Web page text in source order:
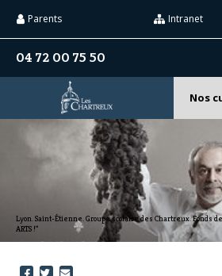
contenu.
|
personnels
Nos
04 72 00 75 50
Parents Intranet
Lyon. Saint-Étienne. Groupe scolaire des Chartreux. Fonds
ARTS !"